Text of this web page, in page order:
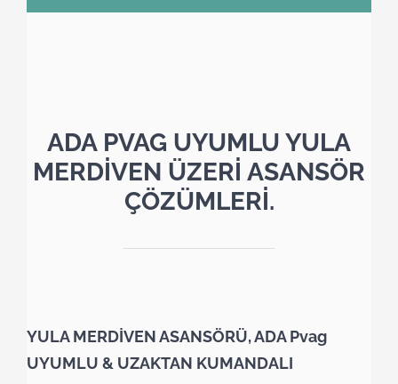
ADA PVAG UYUMLU YULA
MERDİVEN ÜZERİ ASANSÖR
ÇÖZÜMLERİ.
YULA MERDİVEN ASANSÖRÜ, ADA Pvag
UYUMLU & UZAKTAN KUMANDALI